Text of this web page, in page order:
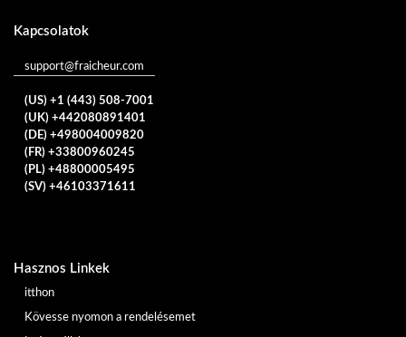
Kapcsolatok
support@fraicheur.com
(US) +1 (443) 508-7001
(UK) +442080891401
(DE) +498004009820
(FR) +33800960245
(PL) +48800005495
(SV) +46103371611
Hasznos Linkek
itthon
Kövesse nyomon a rendelésemet